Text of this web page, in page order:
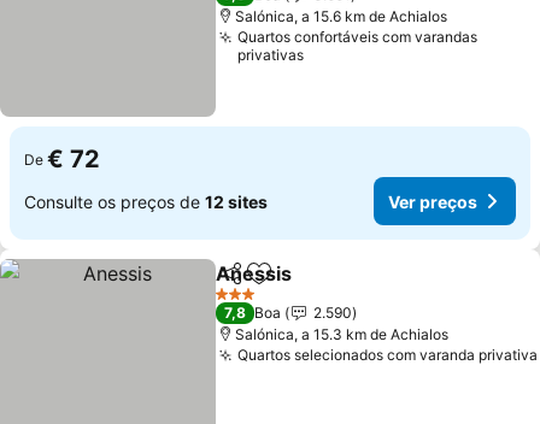
Salónica, a 15.6 km de Achialos
Quartos confortáveis com varandas
privativas
De € 72
Consulte os preços de 12 sites Ver preços
PartilharAdicionar aos favoritos
Anessis
3 Estrelas
7,8 Boa
2.590
Salónica, a 15.3 km de Achialos
Quartos selecionados com varanda privativa